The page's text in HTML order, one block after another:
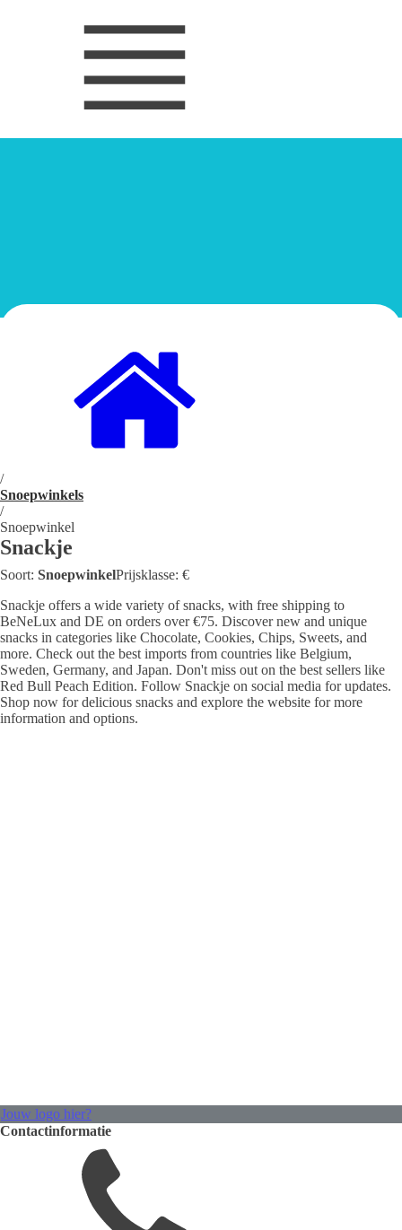
/
Snoepwinkels
/
Snoepwinkel
Snackje
Soort: SnoepwinkelPrijsklasse: €
Snackje offers a wide variety of snacks, with free shipping to
BeNeLux and DE on orders over €75. Discover new and unique
snacks in categories like Chocolate, Cookies, Chips, Sweets, and
more. Check out the best imports from countries like Belgium,
Sweden, Germany, and Japan. Don't miss out on the best sellers like
Red Bull Peach Edition. Follow Snackje on social media for updates.
Shop now for delicious snacks and explore the website for more
information and options.
Jouw logo hier?
Contactinformatie